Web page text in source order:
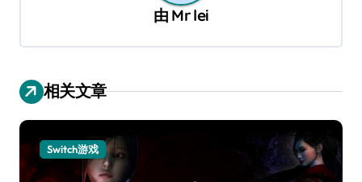
由 Mr lei
相关文章
Switch游戏